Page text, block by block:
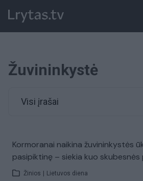
Žuvininkystė
Visi įrašai
Kormoranai naikina žuvininkystės
pasipiktinę – siekia kuo
Žinios Lietuvos diena